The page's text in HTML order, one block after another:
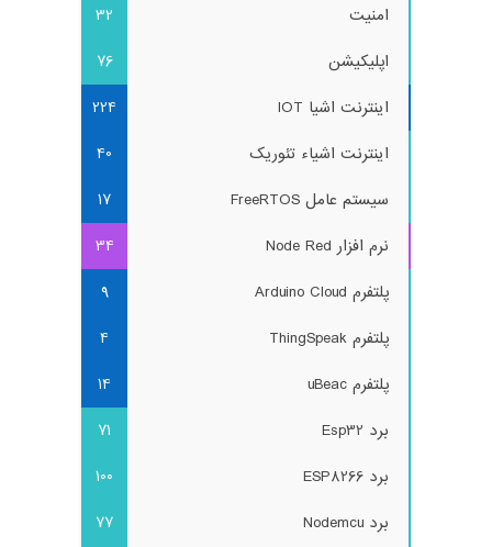
امنیت
32
اپلیکیشن
76
اینترنت اشیا IOT
224
اینترنت اشیاء تئوریک
40
سیستم عامل FreeRTOS
17
نرم افزار Node Red
34
پلتفرم Arduino Cloud
9
پلتفرم ThingSpeak
4
پلتفرم uBeac
14
برد Esp32
71
برد ESP8266
100
برد Nodemcu
77